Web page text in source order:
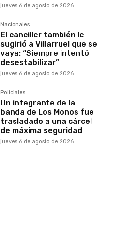
jueves 6 de agosto de 2026
Nacionales
El canciller también le
sugirió a Villarruel que se
vaya: “Siempre intentó
desestabilizar”
jueves 6 de agosto de 2026
Policiales
Un integrante de la
banda de Los Monos fue
trasladado a una cárcel
de máxima seguridad
jueves 6 de agosto de 2026